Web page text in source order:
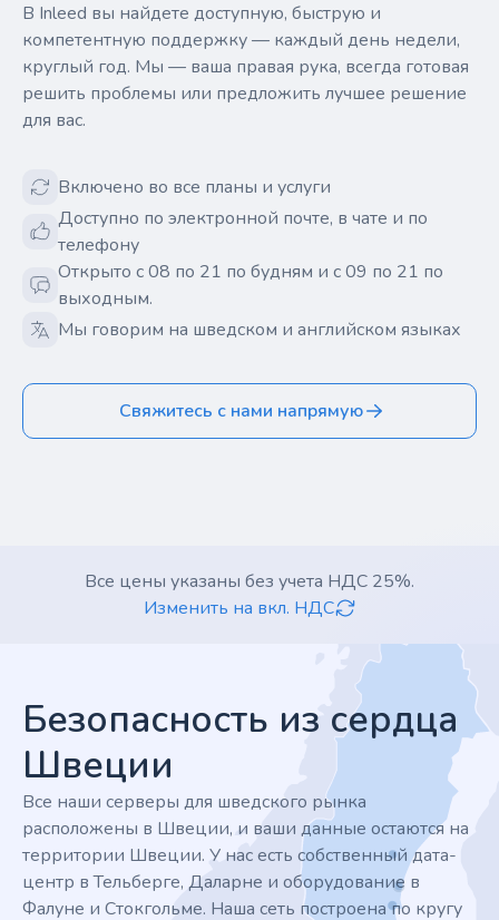
В Inleed вы найдете доступную, быструю и
компетентную поддержку — каждый день недели,
круглый год. Мы — ваша правая рука, всегда готовая
решить проблемы или предложить лучшее решение
для вас.
Включено во все планы и услуги
Доступно по электронной почте, в чате и по
телефону
Открыто с 08 по 21 по будням и с 09 по 21 по
выходным.
Мы говорим на шведском и английском языках
Свяжитесь с нами напрямую
Все цены указаны без учета НДС 25%.
Изменить на вкл. НДС
Безопасность из сердца
Швеции
Все наши серверы для шведского рынка
расположены в Швеции, и ваши данные остаются на
территории Швеции. У нас есть собственный дата-
центр в Тельберге, Даларне и оборудование в
Фалуне и Стокгольме. Наша сеть построена по кругу